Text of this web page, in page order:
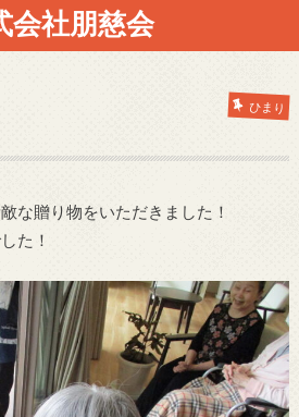
会社朋慈会
ひまり
な贈り物をいただきました！
た！